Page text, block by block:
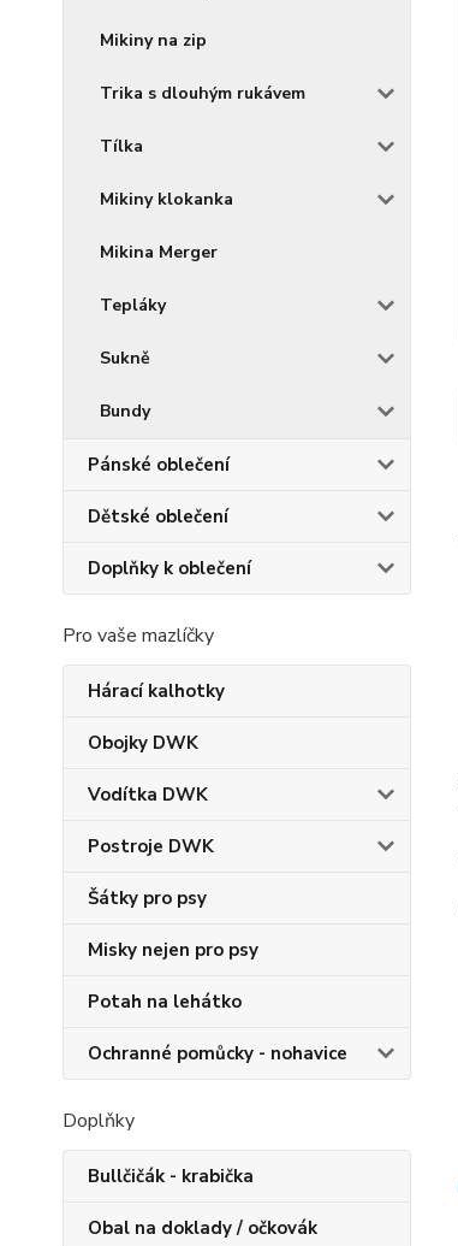
Mikiny na zip
Trika s dlouhým rukávem
Tílka
Mikiny klokanka
Mikina Merger
Tepláky
Sukně
Bundy
Pánské oblečení
Dětské oblečení
Doplňky k oblečení
Pro vaše mazlíčky
Hárací kalhotky
Obojky DWK
Vodítka DWK
Postroje DWK
Šátky pro psy
Misky nejen pro psy
Potah na lehátko
Ochranné pomůcky - nohavice
Doplňky
Bullčičák - krabička
Obal na doklady / očkovák